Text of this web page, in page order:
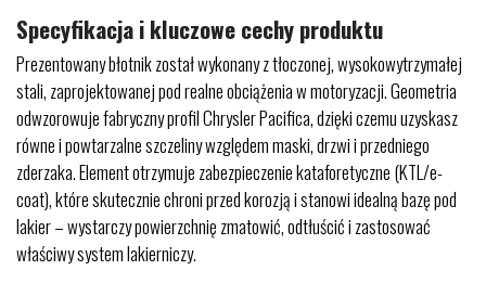
Specyfikacja i kluczowe cechy produktu
Prezentowany błotnik został wykonany z tłoczonej, wysokowytrzymałej
stali, zaprojektowanej pod realne obciążenia w motoryzacji. Geometria
odwzorowuje fabryczny profil Chrysler Pacifica, dzięki czemu uzyskasz
równe i powtarzalne szczeliny względem maski, drzwi i przedniego
zderzaka. Element otrzymuje zabezpieczenie kataforetyczne (KTL/e-
coat), które skutecznie chroni przed korozją i stanowi idealną bazę pod
lakier – wystarczy powierzchnię zmatowić, odtłuścić i zastosować
właściwy system lakierniczy.